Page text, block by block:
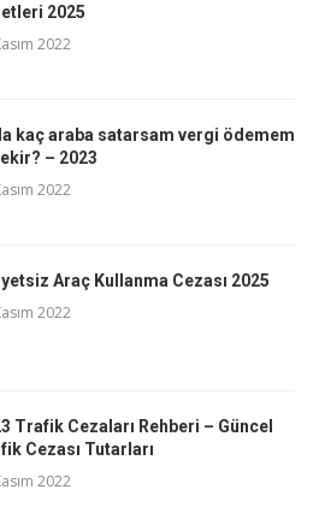
2025
2022
kaç araba satarsam vergi ödemem
– 2023
2022
Araç Kullanma Cezası 2025
2022
Trafik Cezaları Rehberi – Güncel
Cezası Tutarları
2022